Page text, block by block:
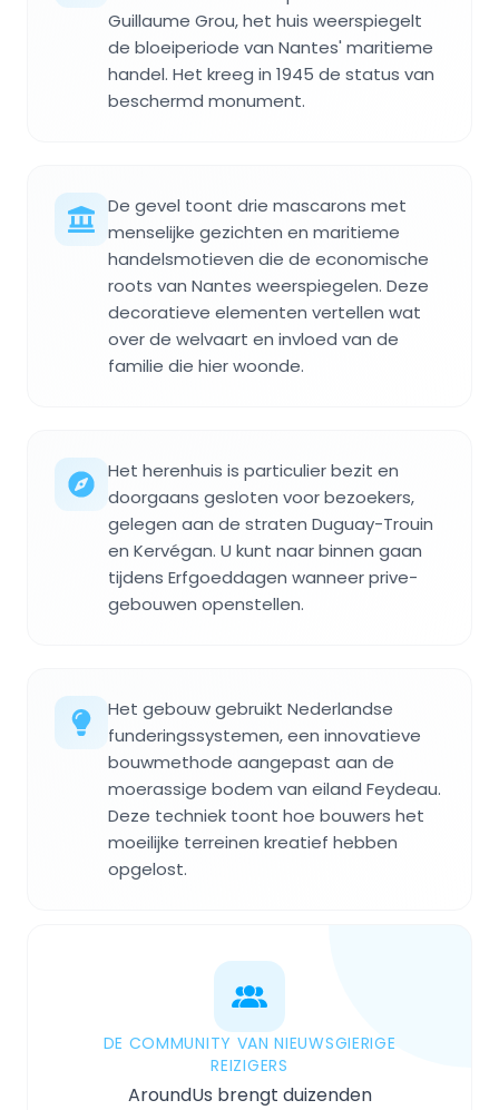
Guillaume Grou, het huis weerspiegelt
de bloeiperiode van Nantes' maritieme
handel. Het kreeg in 1945 de status van
beschermd monument.
De gevel toont drie mascarons met
menselijke gezichten en maritieme
handelsmotieven die de economische
roots van Nantes weerspiegelen. Deze
decoratieve elementen vertellen wat
over de welvaart en invloed van de
familie die hier woonde.
Het herenhuis is particulier bezit en
doorgaans gesloten voor bezoekers,
gelegen aan de straten Duguay-Trouin
en Kervégan. U kunt naar binnen gaan
tijdens Erfgoeddagen wanneer prive-
gebouwen openstellen.
Het gebouw gebruikt Nederlandse
funderingssystemen, een innovatieve
bouwmethode aangepast aan de
moerassige bodem van eiland Feydeau.
Deze techniek toont hoe bouwers het
moeilijke terreinen kreatief hebben
opgelost.
DE COMMUNITY VAN NIEUWSGIERIGE
REIZIGERS
AroundUs brengt duizenden